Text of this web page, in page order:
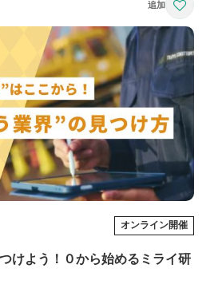
オンライン開催
けよう！０から始めるミライ研